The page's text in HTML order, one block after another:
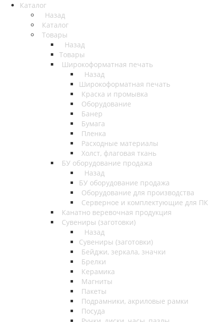
Каталог
Назад
Каталог
Товары
Назад
Товары
Широкоформатная печать
Назад
Широкоформатная печать
Краска и промывка
Оборудование
Банер
Бумага
Пленка
Расходные материалы
Холст, флаговая ткань
БУ оборудование продажа
Назад
БУ оборудование продажа
Оборудование для производства
Серверное и комплектующие для ПК
Канатно веревочная продукция
Сувениры (заготовки)
Назад
Сувениры (заготовки)
Бейджи, зеркала, значки
Брелки
Керамика
Магниты
Пакеты
Подрамники, акриловые рамки
Посуда